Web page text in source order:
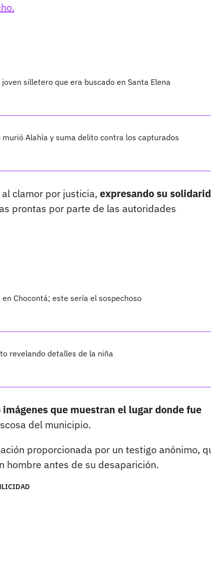
silletero que era buscado en Santa Elena
Alahía y suma delito contra los capturados
clamor por justicia, expresando su
prontas por parte de las autoridades
Chocontá; este sería el sospechoso
revelando detalles de la niña
que muestran el lugar donde fue
del municipio.
proporcionada por un testigo anónimo,
hombre antes de su desaparición.